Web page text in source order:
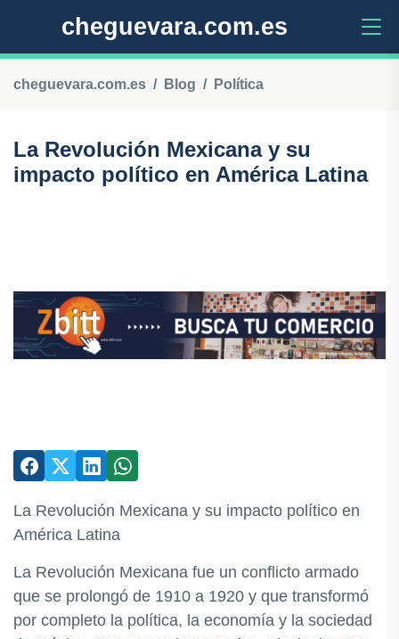
cheguevara.com.es
cheguevara.com.es Blog Política
La Revolución Mexicana y su
impacto político en América Latina
La Revolución Mexicana y su impacto político en
América Latina
La Revolución Mexicana fue un conflicto armado
que se prolongó de 1910 a 1920 y que transformó
por completo la política, la economía y la sociedad